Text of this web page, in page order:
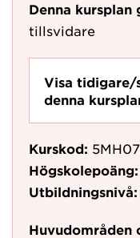
Denna kursplan
tillsvidare
Visa tidigare/
denna
Kurskod:
Högskolepoäng:
Utbildningsnivå:
Huvudområden